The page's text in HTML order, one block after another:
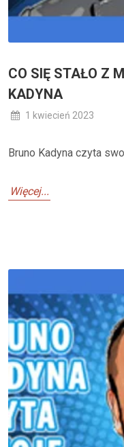
CO SIĘ STAŁO Z
KADYNA
1 kwiecień 2023
Bruno Kadyna czyta
Więcej...